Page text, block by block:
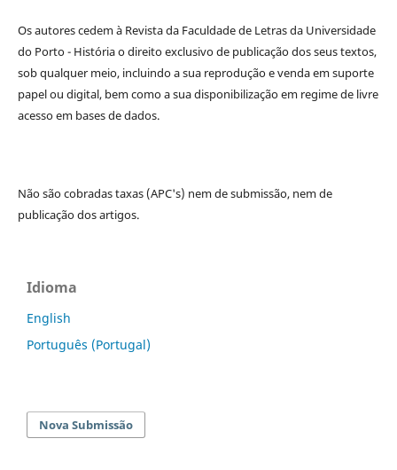
Os autores cedem à Revista da Faculdade de Letras da Universidade
do Porto - Históriao direito exclusivo de publicação dos seus textos,
sob qualquer meio, incluindo a sua reprodução e venda em suporte
papel ou digital, bem como a sua disponibilização em regime de livre
acesso em bases de dados.
Não são cobradas taxas (APC's) nem de submissão, nem de
publicação dos artigos.
Idioma
English
Português (Portugal)
Nova Submissão